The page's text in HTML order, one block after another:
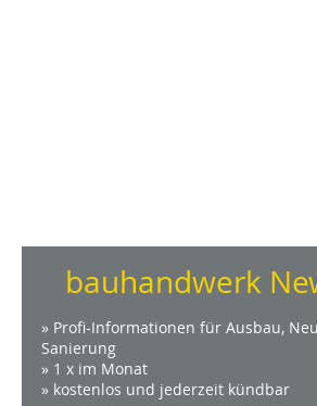
bauhandwerk
» Profi-Informationen für Ausbau,
Sanierung
» 1 x im Monat
» kostenlos und jederzeit kündbar